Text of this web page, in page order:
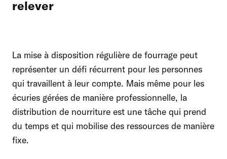
relever
La mise à disposition régulière de fourrage peut
représenter un défi récurrent pour les personnes
qui travaillent à leur compte. Mais même pour les
écuries gérées de manière professionnelle, la
distribution de nourriture est une tâche qui prend
du temps et qui mobilise des ressources de manière
fixe.